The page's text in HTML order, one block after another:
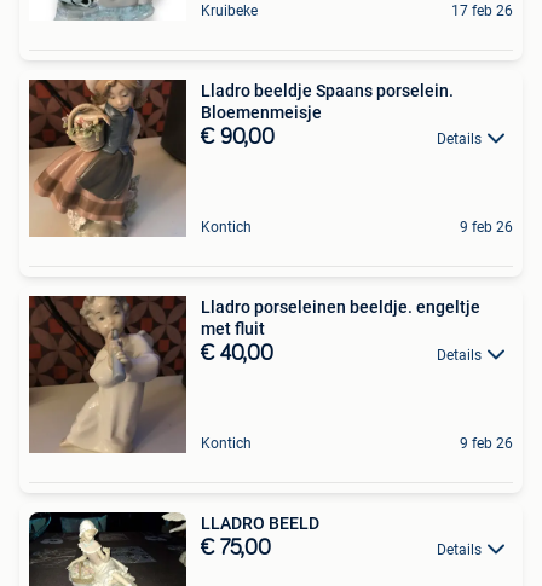
Kruibeke 17 feb 26
Lladro beeldje Spaans porselein.
Bloemenmeisje
€ 90,00 Details
Kontich 9 feb 26
Lladro porseleinen beeldje. engeltje
met fluit
€ 40,00 Details
Kontich 9 feb 26
LLADRO BEELD
€ 75,00 Details